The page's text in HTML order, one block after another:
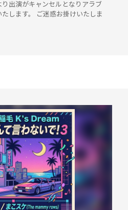
出演がキャンセルとなりアラブ
します。 ご迷惑お掛けいたしま